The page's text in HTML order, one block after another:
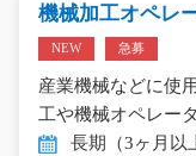
機械加工オペレ
NEW 急募
産業機械などに使
工や機械オペレー
長期（3ヶ月以